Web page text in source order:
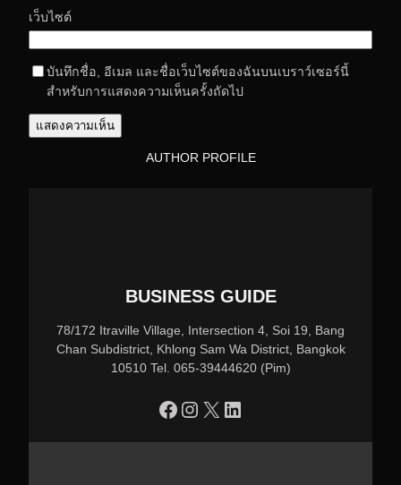
เว็บไซต์
บันทึกชื่อ, อีเมล และชื่อเว็บไซต์ของฉันบนเบราว์เซอร์นี้
สำหรับการแสดงความเห็นครั้งถัดไป
AUTHOR PROFILE
BUSINESS GUIDE
78/172 Itraville Village, Intersection 4, Soi 19, Bang
Chan Subdistrict, Khlong Sam Wa District, Bangkok
10510 Tel. 065-39444620 (Pim)
https://www.facebook.com/profile.php?id=100090086432719 Instagram X LinkedIn